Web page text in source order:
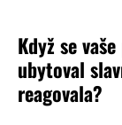
Když se
ubytoval
reagovala?